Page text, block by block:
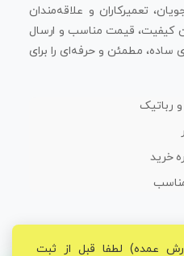
تعمیرکاران و علاقه‌مندان
کیفیت، قیمت مناسب و ارسال
مطمئن و حرفه‌ای را برای
رباتیک
خرید
عمده) لطفا قبل از ثبت